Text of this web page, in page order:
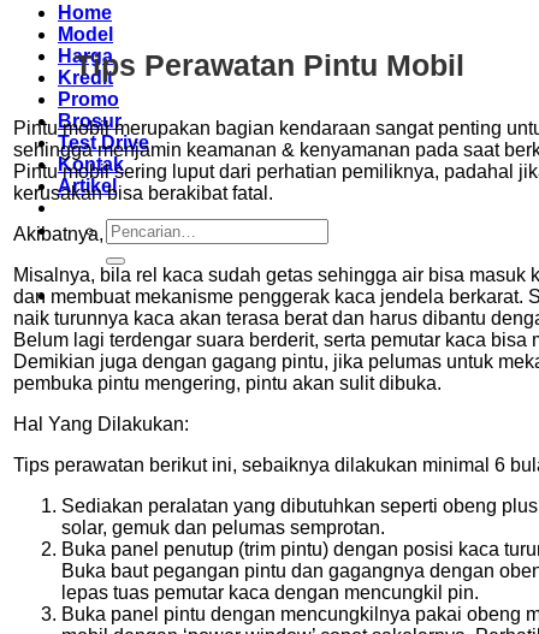
Home
Model
Harga
Kredit
Promo
Brosur
Test Drive
Kontak
Artikel
Pencarian
untuk:
Tips Perawatan Pintu Mobil
Pintu mobil merupakan bagian kendaraan sangat penting
sehingga menjamin keamanan & kenyamanan pada saat
Pintu mobil sering luput dari perhatian pemiliknya, padahal
kerusakan bisa berakibat fatal.
Akibatnya,
Misalnya, bila rel kaca sudah getas sehingga air bisa masuk
dan membuat mekanisme penggerak kaca jendela berkarat.
naik turunnya kaca akan terasa berat dan harus dibantu
Belum lagi terdengar suara berderit, serta pemutar kaca bisa
Demikian juga dengan gagang pintu, jika pelumas untuk
pembuka pintu mengering, pintu akan sulit dibuka.
Hal Yang Dilakukan:
Tips perawatan berikut ini, sebaiknya dilakukan minimal 6
Sediakan peralatan yang dibutuhkan seperti obeng
solar, gemuk dan pelumas semprotan.
Buka panel penutup (trim pintu) dengan posisi kaca
Buka baut pegangan pintu dan gagangnya dengan
lepas tuas pemutar kaca dengan mencungkil pin.
Buka panel pintu dengan mencungkilnya pakai obeng